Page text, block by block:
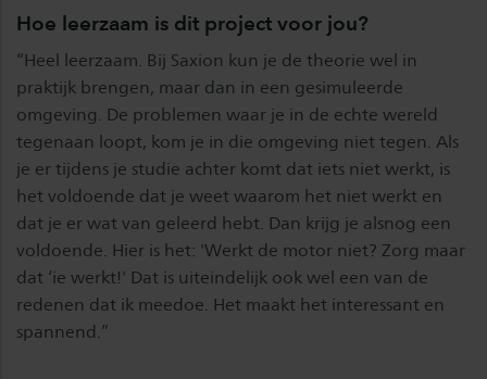
Hoe leerzaam is dit project voor jou?
“Heel leerzaam. Bij Saxion kun je de theorie wel in
praktijk brengen, maar dan in een gesimuleerde
omgeving. De problemen waar je in de echte wereld
tegenaan loopt, kom je in die omgeving niet tegen. Als
je er tijdens je studie achter komt dat iets niet werkt, is
het voldoende dat je weet waarom het niet werkt en
dat je er wat van geleerd hebt. Dan krijg je alsnog een
voldoende. Hier is het: 'Werkt de motor niet? Zorg maar
dat ‘ie werkt!' Dat is uiteindelijk ook wel een van de
redenen dat ik meedoe. Het maakt het interessant en
spannend.”